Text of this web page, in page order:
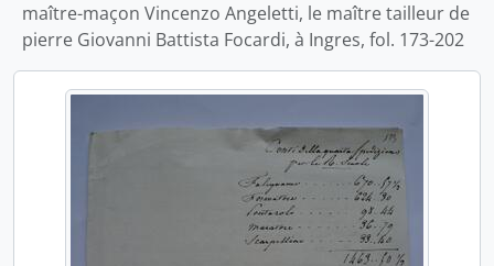
maître-maçon Vincenzo Angeletti, le maître tailleur de
pierre Giovanni Battista Focardi, à Ingres, fol. 173-202